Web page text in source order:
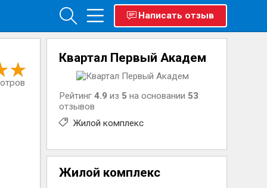
Написать отзыв
Квартал Первый Академ
Рейтинг4.9 из 5 на основании 53
отзывов
Жилой комплекс
Жилой комплекс